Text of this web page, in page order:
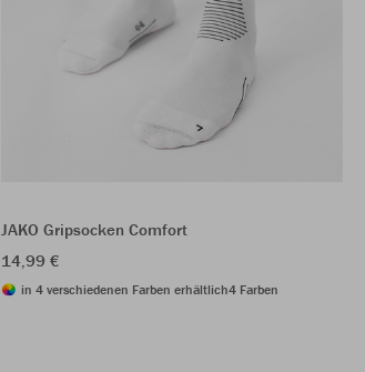
JAKO Gripsocken Comfort
14,99 €
in 4 verschiedenen Farben erhältlich4 Farben